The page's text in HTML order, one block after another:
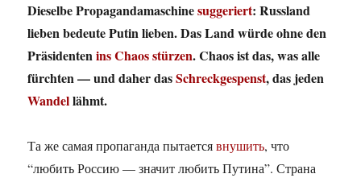
Dieselbe Propagandamaschinesuggeriert: Russland
lieben bedeute Putin lieben. Das Land würde ohne den
Präsidentenins Chaos stürzen. Chaos ist das, was alle
fürchten — und daher dasSchreckgespenst, das jeden
Wandellähmt.
Та же самая пропаганда пытаетсявнушить, что
“любить Россию — значит любить Путина”. Страна